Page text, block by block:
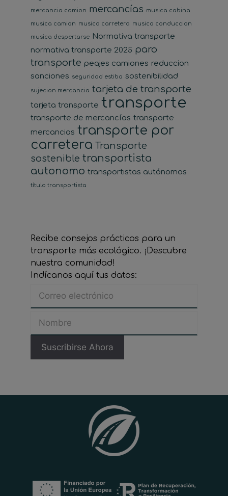
mercancia camion mercancías musica cabina
musica camion musica carretera musica conduccion
musica despertarse
Normativa transporte
normativa transporte 2025 paro
transporte peajes camiones reduccion
sanciones
seguridad estiba sostenibilidad
sujecion mercancia tarjeta de transporte
tarjeta transporte transporte
transporte de mercancías transporte
mercancias transporte por
carretera Transporte
sostenible transportista
autonomo transportistas autónomos
título transportista
Recibe consejos prácticos para un
transporte más ecológico. ¡Descubre
nuestra comunidad!
Indícanos aquí tus datos: